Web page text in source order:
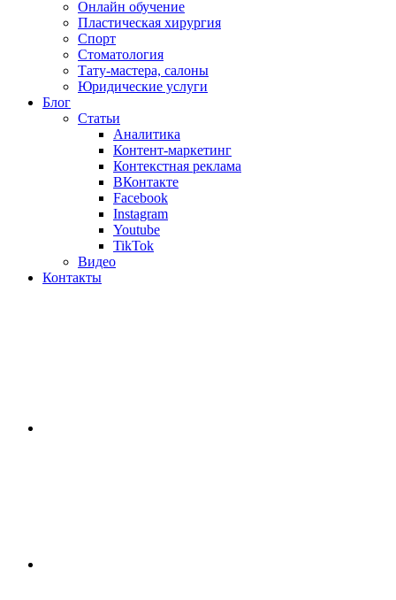
Онлайн обучение
Пластическая хирургия
Спорт
Стоматология
Тату-мастера, салоны
Юридические услуги
Блог
Статьи
Аналитика
Контент-маркетинг
Контекстная реклама
ВКонтакте
Facebook
Instagram
Youtube
TikTok
Видео
Контакты